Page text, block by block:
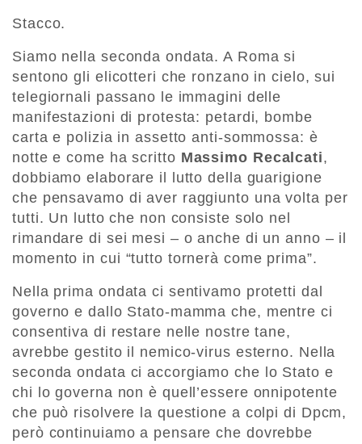
Stacco.
Siamo nella seconda ondata. A Roma si
sentono gli elicotteri che ronzano in cielo, sui
telegiornali passano le immagini delle
manifestazioni di protesta: petardi, bombe
carta e polizia in assetto anti-sommossa: è
notte e come ha scritto Massimo Recalcati,
dobbiamo elaborare il lutto della guarigione
che pensavamo di aver raggiunto una volta per
tutti. Un lutto che non consiste solo nel
rimandare di sei mesi – o anche di un anno – il
momento in cui “tutto tornerà come prima”.
Nella prima ondata ci sentivamo protetti dal
governo e dallo Stato-mamma che, mentre ci
consentiva di restare nelle nostre tane,
avrebbe gestito il nemico-virus esterno. Nella
seconda ondata ci accorgiamo che lo Stato e
chi lo governa non è quell’essere onnipotente
che può risolvere la questione a colpi di Dpcm,
però continuiamo a pensare che dovrebbe